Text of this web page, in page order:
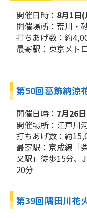
開催日時： 8月1日
開催場所：荒川・
打ちあげ数：約
最寄駅：東京メト
第50回葛飾納涼
開催日時： 7月26
開催場所：江戸川
打ちあげ数：約
最寄駅：京成線「
又駅」徒歩15分、
20分
第39回隅田川花